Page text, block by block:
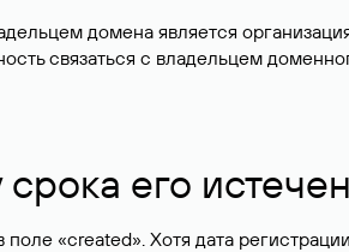
домена является
связаться с владельцем
его
«created». Хотя дата